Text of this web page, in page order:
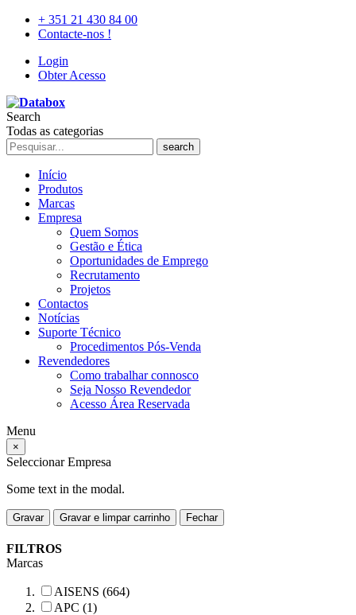
+ 351 21 430 84 00
Contacte-nos !
Login
Obter Acesso
Search
Todas as categorias
search
Início
Produtos
Marcas
Empresa
Quem Somos
Gestão e Ética
Oportunidades de Emprego
Recrutamento
Projetos
Contactos
Notícias
Suporte Técnico
Procedimentos Pós-Venda
Revendedores
Como trabalhar connosco
Seja Nosso Revendedor
Acesso Área Reservada
Menu
×
Seleccionar Empresa
Some text in the modal.
Gravar Gravar e limpar carrinho Fechar
FILTROS
Marcas
AISENS (664)
APC (1)